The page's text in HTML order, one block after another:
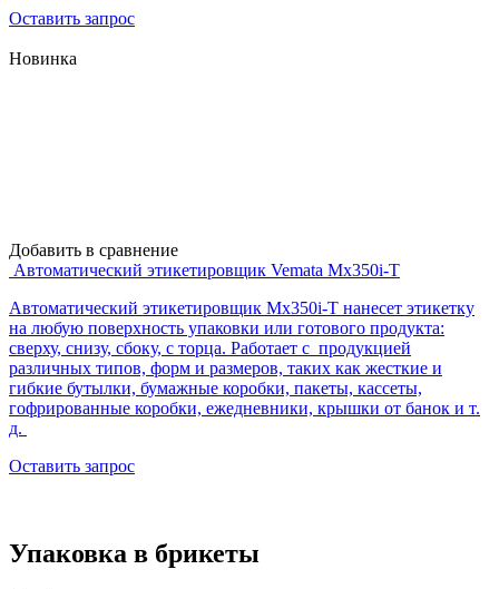
Оставить запрос
Новинка
Добавить в сравнение
Автоматический этикетировщик Vemata Mx350i-T
Автоматический этикетировщик Mx350i-T нанесет этикетку
на любую поверхность упаковки или готового продукта:
сверху, снизу, сбоку, с торца. Работает с продукцией
различных типов, форм и размеров, таких как жесткие и
гибкие бутылки, бумажные коробки, пакеты, кассеты,
гофрированные коробки, ежедневники, крышки от банок и т.
д.
Оставить запрос
Упаковка в брикеты